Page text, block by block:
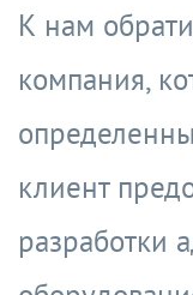
К нам
компания,
клиент
разработки